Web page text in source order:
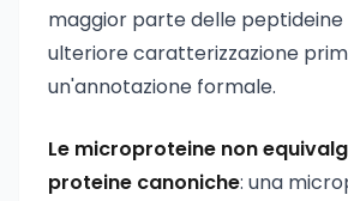
maggior parte delle peptideine
ulteriore caratterizzazione
un'annotazione formale.
Le microproteine non
proteine canoniche: una